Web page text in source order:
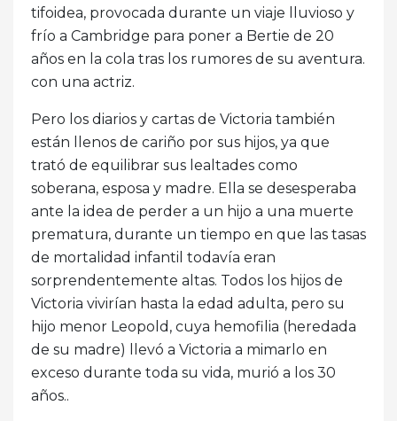
tifoidea, provocada durante un viaje lluvioso y
frío a Cambridge para poner a Bertie de 20
años en la cola tras los rumores de su aventura.
con una actriz.
Pero los diarios y cartas de Victoria también
están llenos de cariño por sus hijos, ya que
trató de equilibrar sus lealtades como
soberana, esposa y madre. Ella se desesperaba
ante la idea de perder a un hijo a una muerte
prematura, durante un tiempo en que las tasas
de mortalidad infantil todavía eran
sorprendentemente altas. Todos los hijos de
Victoria vivirían hasta la edad adulta, pero su
hijo menor Leopold, cuya hemofilia (heredada
de su madre) llevó a Victoria a mimarlo en
exceso durante toda su vida, murió a los 30
años..